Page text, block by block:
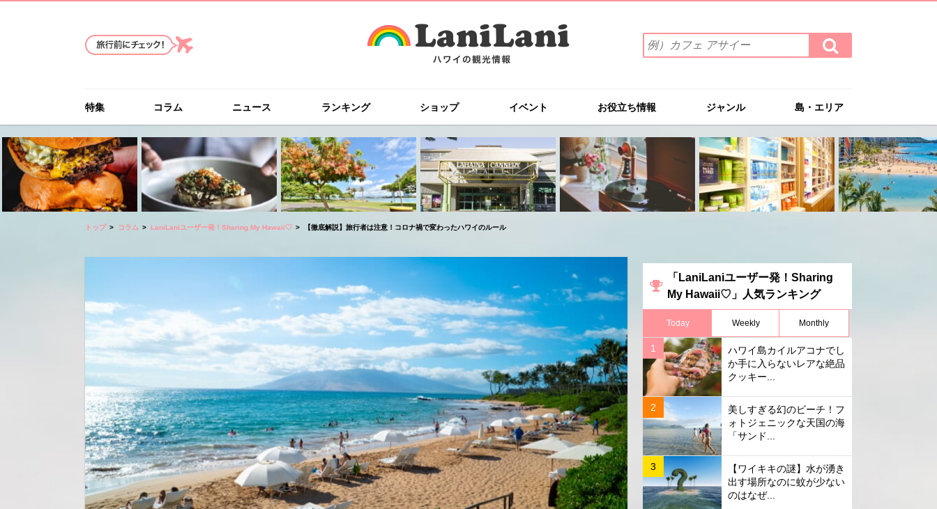
索
ワ
を
入
力
(例）
カ
フ
ェ
イ
ー
検
索
す
特集 コラム ニュース ランキング ショップ イベント お役立ち情報 ジャンル 島・エリア
トップ コラム LaniLaniユーザー発！Sharing My Hawaii♡ 【徹底解説】旅行者は注意！コロナ禍で変わったハワイのルール
「LaniLaniユーザー発！Sharing
My Hawaii♡」人気ランキング
Today Weekly Monthly
ハワイ島カイルアコナでし
か手に入らないレアな絶品
クッキー...
美しすぎる幻のビーチ！フ
ォトジェニックな天国の海
「サンド...
【ワイキキの謎】水が湧き
出す場所なのに蚊が少ない
のはなぜ...